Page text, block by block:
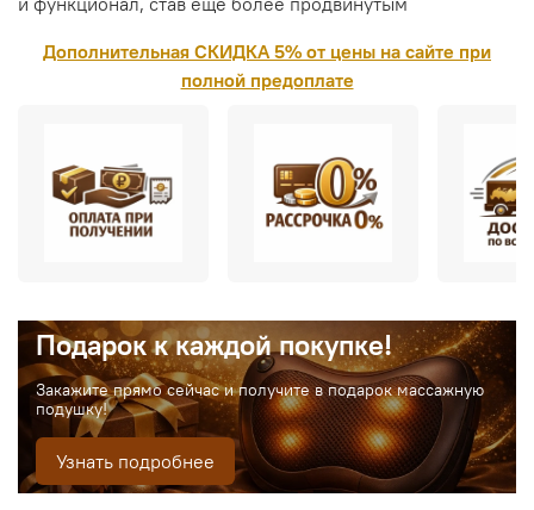
Дополнительная СКИДКА 5% от цены на сайте при
полной предоплате
Подарок к каждой покупке!
Закажите прямо сейчас и получите в подарок массажную
подушку!
Узнать подробнее